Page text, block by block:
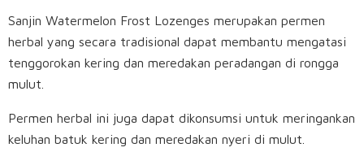
Sanjin Watermelon Frost Lozenges merupakan permen
herbal yang secara tradisional dapat membantu mengatasi
tenggorokan kering dan meredakan peradangan di rongga
mulut.
Permen herbal ini juga dapat dikonsumsi untuk meringankan
keluhan batuk kering dan meredakan nyeri di mulut.